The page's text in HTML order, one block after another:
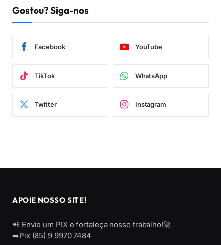
Gostou? Siga-nos
Facebook YouTube
TikTok WhatsApp
Twitter Instagram
APOIE NOSSO SITE!
📲 Envie um PIX e fortaleça nosso trabalho!🚀
➡️Pix (85) 9 9970 7484